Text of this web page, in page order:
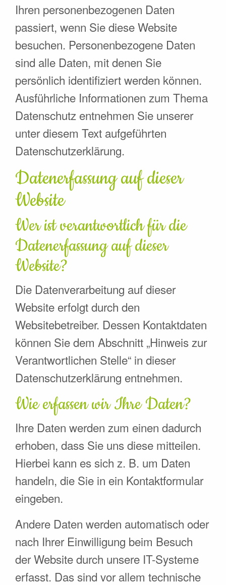
Ihren personenbezogenen Daten
passiert, wenn Sie diese Website
besuchen. Personenbezogene Daten
sind alle Daten, mit denen Sie
persönlich identifiziert werden können.
Ausführliche Informationen zum Thema
Datenschutz entnehmen Sie unserer
unter diesem Text aufgeführten
Datenschutzerklärung.
Datenerfassung auf dieser
Website
Wer ist verantwortlich für die
Datenerfassung auf dieser
Website?
Die Datenverarbeitung auf dieser
Website erfolgt durch den
Websitebetreiber. Dessen Kontaktdaten
können Sie dem Abschnitt „Hinweis zur
Verantwortlichen Stelle“ in dieser
Datenschutzerklärung entnehmen.
Wie erfassen wir Ihre Daten?
Ihre Daten werden zum einen dadurch
erhoben, dass Sie uns diese mitteilen.
Hierbei kann es sich z. B. um Daten
handeln, die Sie in ein Kontaktformular
eingeben.
Andere Daten werden automatisch oder
nach Ihrer Einwilligung beim Besuch
der Website durch unsere IT-Systeme
erfasst. Das sind vor allem technische